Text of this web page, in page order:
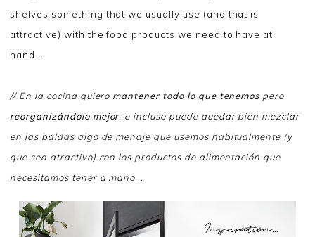
shelves something that we usually use (and that is
attractive) with the food products we need to have at
hand...
// En la cocina quiero mantener todo lo que tenemos pero
reorganizándolo mejor, e incluso puede quedar bien mezclar
en las baldas algo de menaje que usemos habitualmente (y
que sea atractivo) con los productos de alimentación que
necesitamos tener a mano...